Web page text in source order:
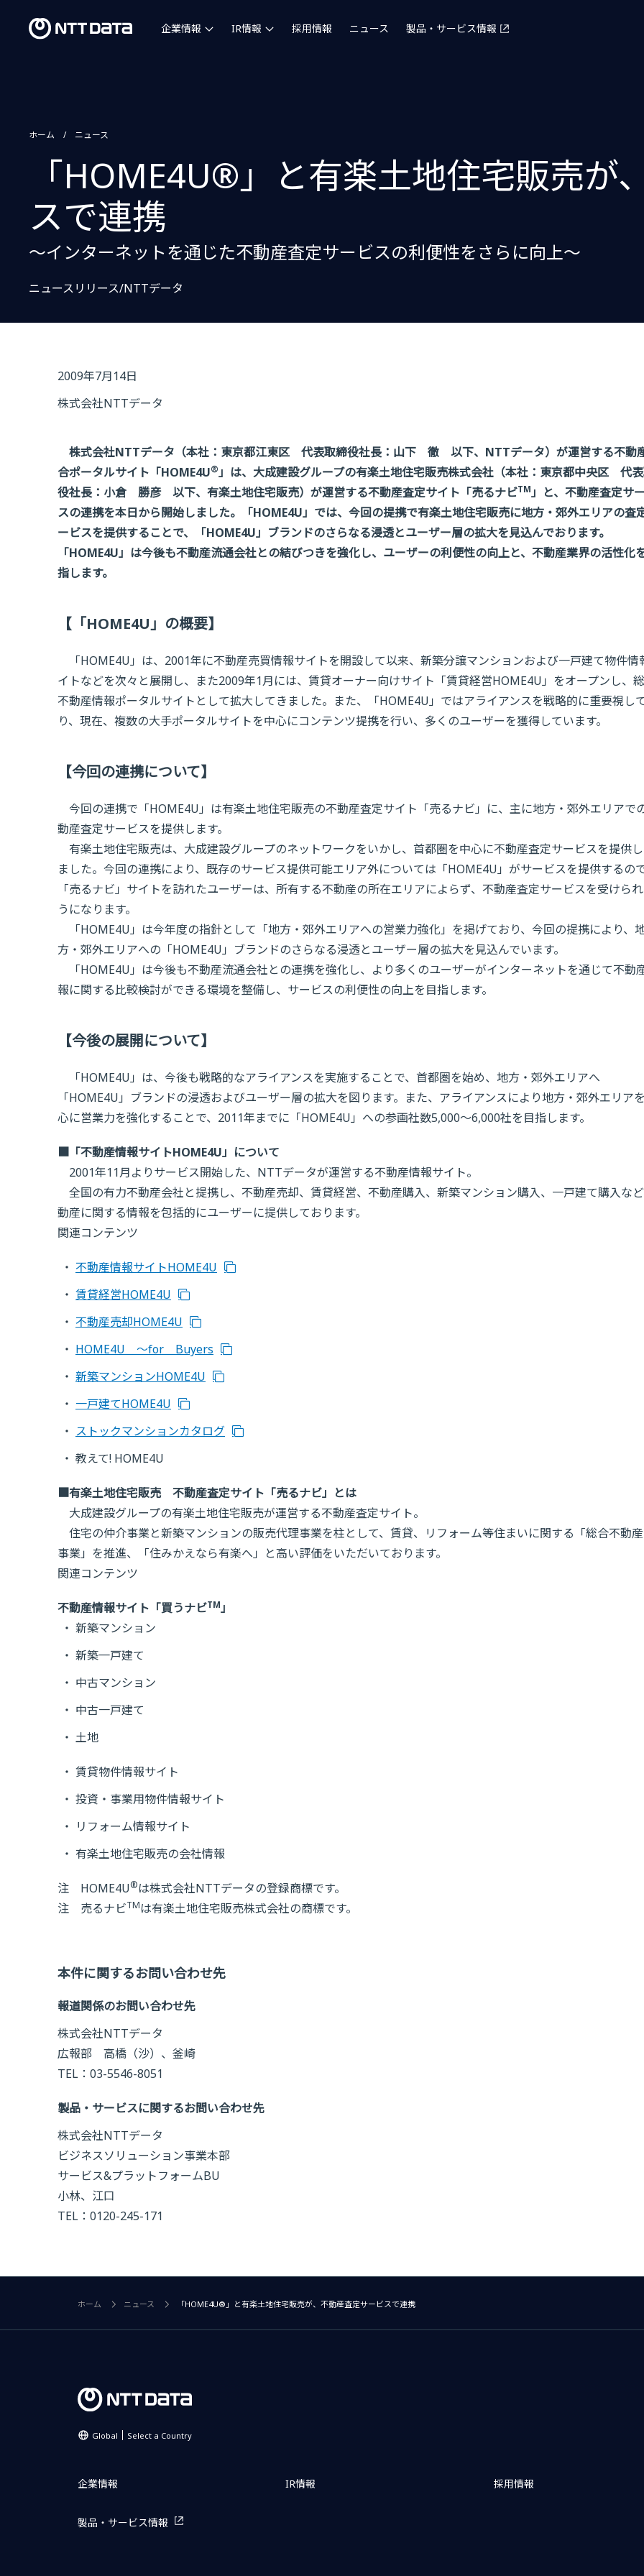
企業情報 IR情報 採用情報 ニュース 製品・サービス情報
ホーム ニュース
「HOME4U®」と有楽土地住宅販売が
スで連携
〜インターネットを通じた不動産査定サービスの利便性をさらに向上〜
ニュースリリース/NTTデータ
2009年7月14日
株式会社NTTデータ
株式会社NTTデータ（本社：東京都江東区 代表取締役社長：山下 徹 以下、NTTデータ）が運営する不動
合ポータルサイト「HOME4U®」は、大成建設グループの有楽土地住宅販売株式会社（本社：東京都中央区 代
役社長：小倉 勝彦 以下、有楽土地住宅販売）が運営する不動産査定サイト「売るナビTM」と、不動産査定サ
スの連携を本日から開始しました。「HOME4U」では、今回の提携で有楽土地住宅販売に地方・郊外エリアの査
ービスを提供することで、「HOME4U」ブランドのさらなる浸透とユーザー層の拡大を見込んでおります。
「HOME4U」は今後も不動産流通会社との結びつきを強化し、ユーザーの利便性の向上と、不動産業界の活性化
指します。
【「HOME4U」の概要】
「HOME4U」は、2001年に不動産売買情報サイトを開設して以来、新築分譲マンションおよび一戸建て物件情
イトなどを次々と展開し、また2009年1月には、賃貸オーナー向けサイト「賃貸経営HOME4U」をオープンし、
不動産情報ポータルサイトとして拡大してきました。また、「HOME4U」ではアライアンスを戦略的に重要視し
り、現在、複数の大手ポータルサイトを中心にコンテンツ提携を行い、多くのユーザーを獲得しています。
【今回の連携について】
今回の連携で「HOME4U」は有楽土地住宅販売の不動産査定サイト「売るナビ」に、主に地方・郊外エリアで
動産査定サービスを提供します。
有楽土地住宅販売は、大成建設グループのネットワークをいかし、首都圏を中心に不動産査定サービスを提供
ました。今回の連携により、既存のサービス提供可能エリア外については「HOME4U」がサービスを提供するの
「売るナビ」サイトを訪れたユーザーは、所有する不動産の所在エリアによらず、不動産査定サービスを受けら
うになります。
「HOME4U」は今年度の指針として「地方・郊外エリアへの営業力強化」を掲げており、今回の提携により、
方・郊外エリアへの「HOME4U」ブランドのさらなる浸透とユーザー層の拡大を見込んでいます。
「HOME4U」は今後も不動産流通会社との連携を強化し、より多くのユーザーがインターネットを通じて不動
報に関する比較検討ができる環境を整備し、サービスの利便性の向上を目指します。
【今後の展開について】
「HOME4U」は、今後も戦略的なアライアンスを実施することで、首都圏を始め、地方・郊外エリアへ
「HOME4U」ブランドの浸透およびユーザー層の拡大を図ります。また、アライアンスにより地方・郊外エリア
心に営業力を強化することで、2011年までに「HOME4U」への参画社数5,000〜6,000社を目指します。
■「不動産情報サイトHOME4U」について
2001年11月よりサービス開始した、NTTデータが運営する不動産情報サイト。
全国の有力不動産会社と提携し、不動産売却、賃貸経営、不動産購入、新築マンション購入、一戸建て購入な
動産に関する情報を包括的にユーザーに提供しております。
関連コンテンツ
不動産情報サイトHOME4U
賃貸経営HOME4U
不動産売却HOME4U
HOME4U 〜for Buyers
新築マンションHOME4U
一戸建てHOME4U
ストックマンションカタログ
教えて! HOME4U
■有楽土地住宅販売 不動産査定サイト「売るナビ」とは
大成建設グループの有楽土地住宅販売が運営する不動産査定サイト。
住宅の仲介事業と新築マンションの販売代理事業を柱として、賃貸、リフォーム等住まいに関する「総合不動
事業」を推進、「住みかえなら有楽へ」と高い評価をいただいております。
関連コンテンツ
不動産情報サイト「買うナビTM」
新築マンション
新築一戸建て
中古マンション
中古一戸建て
土地
賃貸物件情報サイト
投資・事業用物件情報サイト
リフォーム情報サイト
有楽土地住宅販売の会社情報
注 HOME4U®は株式会社NTTデータの登録商標です。
注 売るナビTMは有楽土地住宅販売株式会社の商標です。
本件に関するお問い合わせ先
報道関係のお問い合わせ先
株式会社NTTデータ
広報部 高橋（沙）、釜崎
TEL：03-5546-8051
製品・サービスに関するお問い合わせ先
株式会社NTTデータ
ビジネスソリューション事業本部
サービス&プラットフォームBU
小林、江口
TEL：0120-245-171
ホーム ニュース 「HOME4U®」と有楽土地住宅販売が、不動産査定サービスで連携
Global Select a Country
企業情報 IR情報 採用情報
製品・サービス情報